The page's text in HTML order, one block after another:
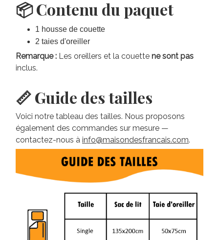
📦 Contenu du paquet
1 housse de couette
2 taies d'oreiller
Remarque : Les oreillers et la couette ne sont pas
inclus.
📏 Guide des tailles
Voici notre tableau des tailles. Nous proposons
également des commandes sur mesure —
contactez-nous à info@maisondesfrancais.com.